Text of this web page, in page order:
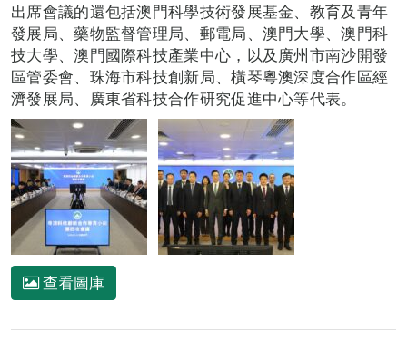
出席會議的還包括澳門科學技術發展基金、教育及青年
發展局、藥物監督管理局、郵電局、澳門大學、澳門科
技大學、澳門國際科技產業中心，以及廣州市南沙開發
區管委會、珠海市科技創新局、橫琴粵澳深度合作區經
濟發展局、廣東省科技合作研究促進中心等代表。
查看圖庫